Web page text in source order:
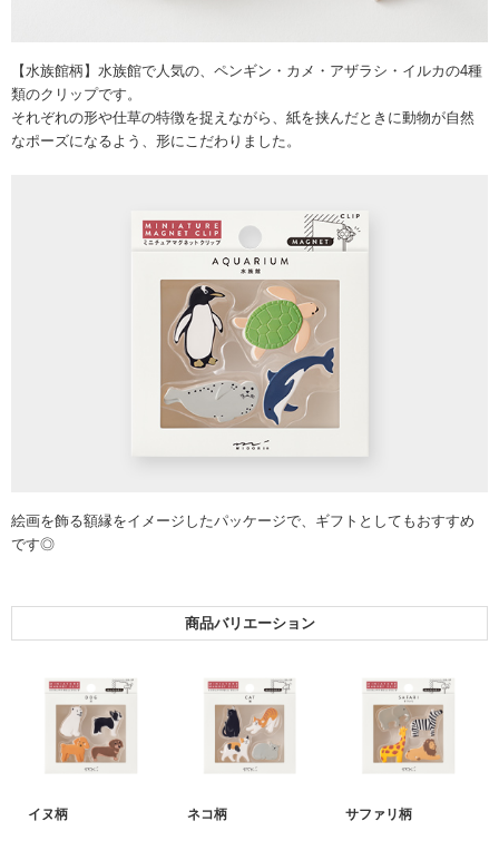
【水族館柄】水族館で人気の、ペンギン・カメ・アザラシ・イルカの4種
類のクリップです。
それぞれの形や仕草の特徴を捉えながら、紙を挟んだときに動物が自然
なポーズになるよう、形にこだわりました。
絵画を飾る額縁をイメージしたパッケージで、ギフトとしてもおすすめ
です◎
商品バリエーション
イヌ柄 ネコ柄 サファリ柄